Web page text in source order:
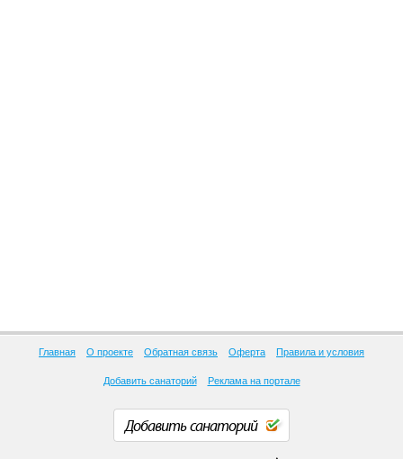
Главная О проекте Обратная связь Оферта Правила и условия
Добавить санаторий Реклама на портале
Добавить санаторий